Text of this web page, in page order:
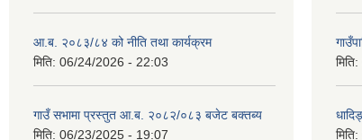
आ.ब. २०८३/८४ को नीति तथा कार्यक्रम
मिति: 06/24/2026 - 22:03
गाउँ सभामा प्रस्तुत आ.ब. २०८२/०८३ बजेट बक्तब्य
मिति: 06/23/2025 - 19:07
मिति:
मिति: